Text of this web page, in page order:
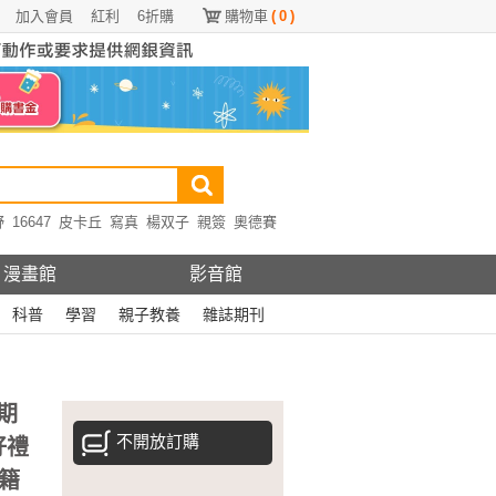
購物車 ( 0 )
6折購
紅利
加入會員
16647 皮卡丘 寫真 楊双子 親簽 奧德賽
漫畫館 影音館
科普 學習 親子教養 雜誌期刊
不開放訂購
禮